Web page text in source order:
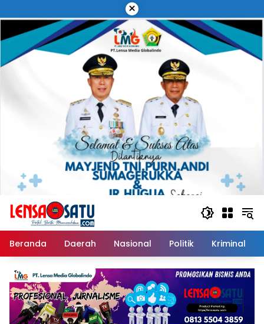
ke
konten
×
Beranda Daerah Nasional Politik Kriminal